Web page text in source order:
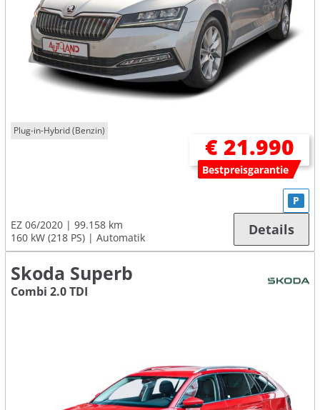
Plug-in-Hybrid (Benzin)
€ 21.990
Bestpreisgarantie
EZ 06/2020
99.158 km
160 kW (218 PS)
Automatik
P
Details
Skoda Superb
Combi 2.0 TDI